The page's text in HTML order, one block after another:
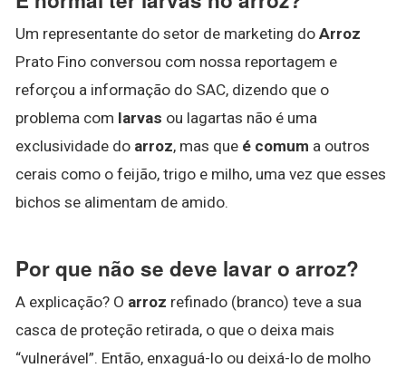
Um representante do setor de marketing do Arroz
Prato Fino conversou com nossa reportagem e
reforçou a informação do SAC, dizendo que o
problema com larvas ou lagartas não é uma
exclusividade do arroz, mas que é comum a outros
cerais como o feijão, trigo e milho, uma vez que esses
bichos se alimentam de amido.
Por que não se deve lavar o arroz?
A explicação? O arroz refinado (branco) teve a sua
casca de proteção retirada, o que o deixa mais
“vulnerável”. Então, enxaguá-lo ou deixá-lo de molho